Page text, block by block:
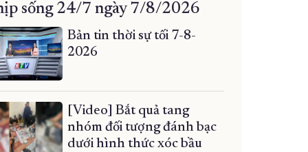
sống 24/7 ngày 7/8/2026
Bản tin thời sự tối 7-8-
2026
[Video] Bắt quả tang
nhóm đối tượng đánh bạc
dưới hình thức xóc bầu